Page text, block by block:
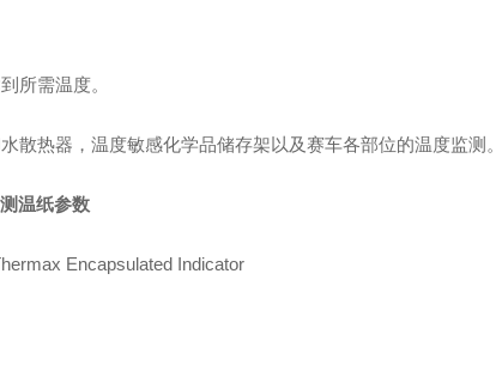
所需温度。
散热器，温度敏感化学品储存架以及赛车各部位的温度监测。
测温纸参数
Encapsulated Indicator